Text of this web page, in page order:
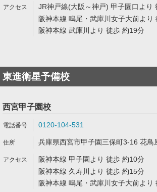
JR神戸線(大阪～神戸) 甲子園口より
阪神本線 鳴尾・武庫川女子大前より
阪神本線 武庫川より 徒歩 約19分
東進衛星予備校
西宮甲子園校
0120-104-531
兵庫県西宮市甲子園三保町3-16 花鳥
阪神本線 甲子園より 徒歩 約10分
阪神本線 久寿川より 徒歩 約15分
阪神本線 鳴尾・武庫川女子大前より